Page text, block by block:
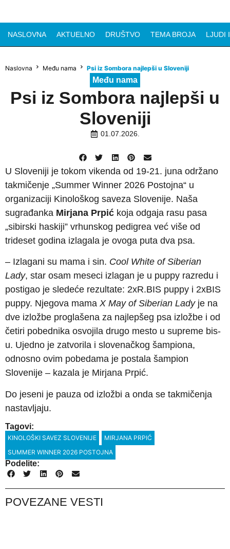
NASLOVNA AKTUELNO DRUŠTVO TEMA BROJA LJUDI
Naslovna Među nama Psi iz Sombora najlepši u Sloveniji
Među nama
Psi iz Sombora najlepši u
Sloveniji
01.07.2026.
U Sloveniji je tokom vikenda od 19-21. juna održano
takmičenje „Summer Winner 2026 Postojna“ u
organizaciji Kinološkog saveza Slovenije. Naša
sugrađanka Mirjana Prpić koja odgaja rasu pasa
„sibirski haskiji” vrhunskog pedigrea već više od
trideset godina izlagala je ovoga puta dva psa.
– Izlagani su mama i sin. Cool White of Siberian
Lady, star osam meseci izlagan je u puppy razredu i
postigao je sledeće rezultate: 2xR.BIS puppy i 2xBIS
puppy. Njegova mama X May of Siberian Ladyje na
dve izložbe proglašena za najlepšeg psa izložbe i od
četiri pobednika osvojila drugo mesto u supreme bis-
u. Ujedno je zatvorila i slovenačkog šampiona,
odnosno ovim pobedama je postala šampion
Slovenije – kazala je Mirjana Prpić.
Do jeseni je pauza od izložbi a onda se takmičenja
nastavljaju.
Tagovi:
KINOLOŠKI SAVEZ SLOVENIJE
MIRJANA PRPIĆ
SUMMER WINNER 2026 POSTOJNA
Podelite:
POVEZANE VESTI